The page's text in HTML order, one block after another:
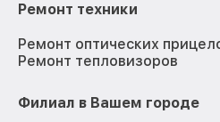
Ремонт техники
Ремонт оптических
Ремонт тепловизоров
Филиал в Вашем городе